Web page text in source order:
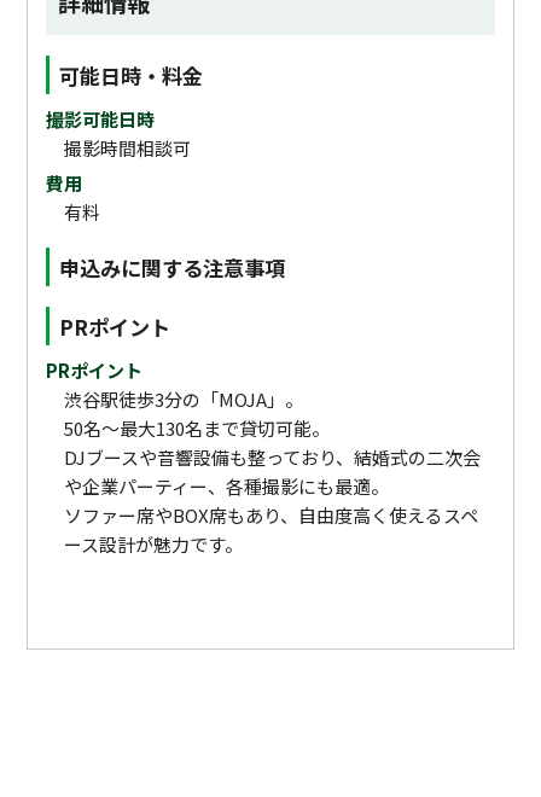
可能日時・料金
撮影可能日時
撮影時間相談可
費用
有料
申込みに関する注意事項
PRポイント
PRポイント
渋谷駅徒歩3分の「MOJA」。
50名〜最大130名まで貸切可能。
DJブースや音響設備も整っており、結婚式の二次会
や企業パーティー、各種撮影にも最適。
ソファー席やBOX席もあり、自由度高く使えるスペ
ース設計が魅力です。